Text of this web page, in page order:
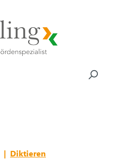
| Diktieren